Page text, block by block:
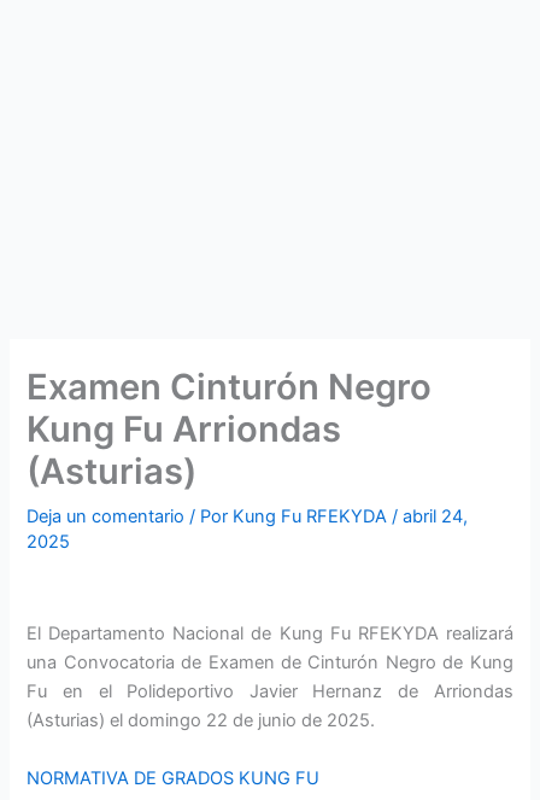
Examen Cinturón Negro
Kung Fu Arriondas
(Asturias)
Deja un comentario / Por Kung Fu RFEKYDA/abril 24,
2025
El Departamento Nacional de Kung Fu RFEKYDA realizará
una Convocatoria de Examen de Cinturón Negro de Kung
Fu en el Polideportivo Javier Hernanz de Arriondas
(Asturias) el domingo 22 de junio de 2025.
NORMATIVA DE GRADOS KUNG FU